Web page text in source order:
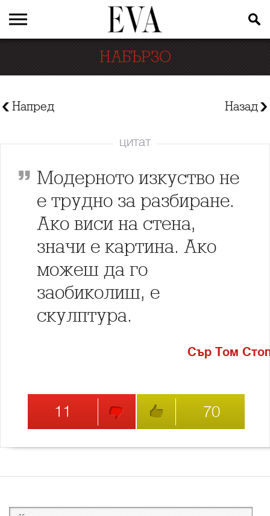
НАБЪРЗО
Напред Назад
цитат
Модерното изкуство не
е трудно за разбиране.
Ако виси на стена,
значи е картина. Ако
можеш да го
заобиколиш, е
скулптура.
Сър Том
11 70